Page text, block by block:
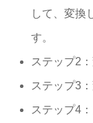
して、変換
す。
ステップ2
ステップ3
ステップ4